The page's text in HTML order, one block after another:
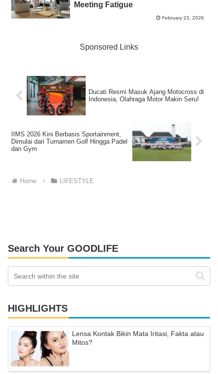
Meeting Fatigue
February 23, 2026
Sponsored Links
Ducati Resmi Masuk Ajang Motocross di
Indonesia, Olahraga Motor Makin Seru!
IIMS 2026 Kini Berbasis Sportainment,
Dimulai dari Turnamen Golf Hingga Padel
dan Gym
Home LIFESTYLE
Search Your GOODLIFE
HIGHLIGHTS
Lensa Kontak Bikin Mata Iritasi, Fakta atau
Mitos?